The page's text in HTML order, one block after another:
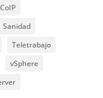
Sanidad
Teletrabajo
vSphere